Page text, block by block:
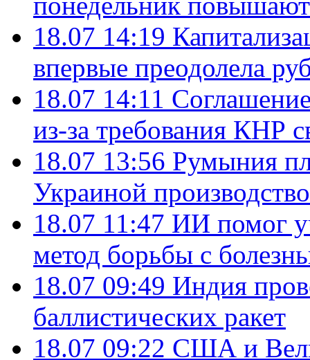
18.07 14:19
впервые преодолела
18.07 14:11
из-за требования КНР
18.07 13:56 Румыния
Украиной
18.07 11:47 ИИ помог
метод борьбы с
18.07 09:49 Индия
баллистических ракет
18.07 09:22 США и